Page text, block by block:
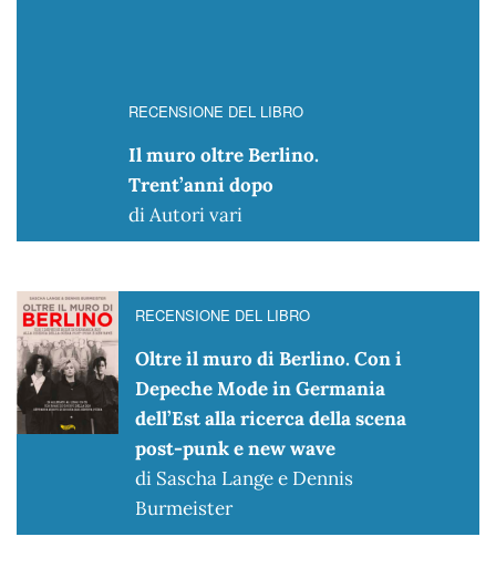
RECENSIONE DEL LIBRO
Il muro oltre Berlino.
Trent’anni dopo
di Autori vari
RECENSIONE DEL LIBRO
Oltre il muro di Berlino. Con i
Depeche Mode in Germania
dell’Est alla ricerca della scena
post-punk e new wave
di Sascha Lange e Dennis
Burmeister